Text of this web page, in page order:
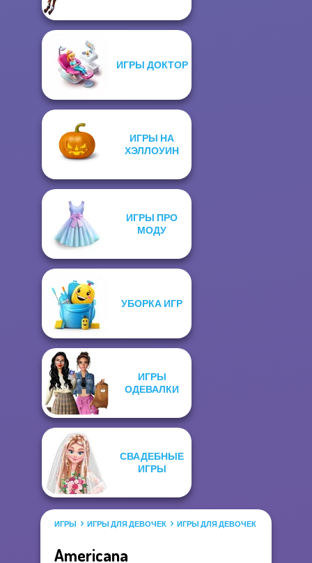
ИГРЫ ДОКТОР
ИГРЫ НА
ХЭЛЛОУИН
ИГРЫ ПРО
МОДУ
УБОРКА ИГР
ИГРЫ
ОДЕВАЛКИ
СВАДЕБНЫЕ
ИГРЫ
ИГРЫ ИГРЫ ДЛЯ ДЕВОЧЕК ИГРЫ ДЛЯ ДЕВОЧЕК САЛОН
Americana